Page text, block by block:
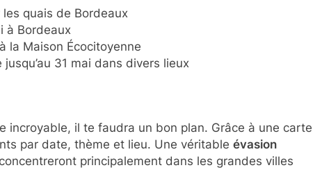
les quais de Bordeaux
à Bordeaux
la Maison Écocitoyenne
jusqu’au 31 mai dans divers lieux
incroyable, il te faudra un bon plan. Grâce à une carte
par date, thème et lieu. Une véritable évasion
principalement dans les grandes villes